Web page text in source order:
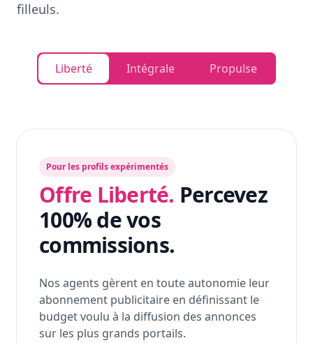
filleuls.
Liberté Intégrale Propulse
Pour les profils expérimentés
Offre Liberté. Percevez
100% de vos
commissions.
Nos agents gèrent en toute autonomie leur
abonnement publicitaire en définissant le
budget voulu à la diffusion des annonces
sur les plus grands portails.